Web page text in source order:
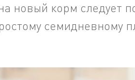
новый корм следует
семидневному